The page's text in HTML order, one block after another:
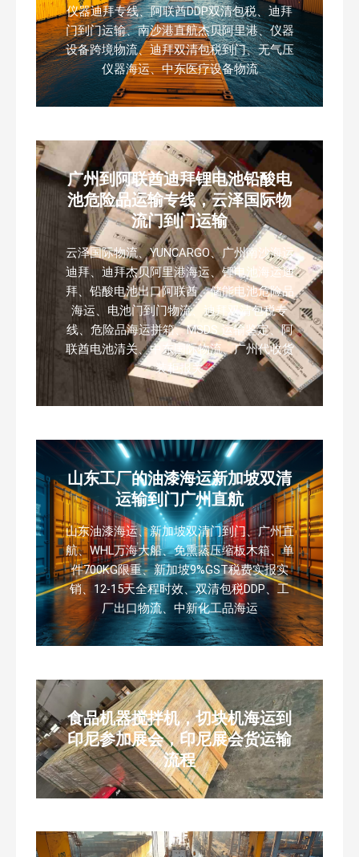
仪器迪拜专线、阿联酋DDP双清包税、迪拜
门到门运输、南沙港直航杰贝阿里港、仪器
设备跨境物流、迪拜双清包税到门、无气压
仪器海运、中东医疗设备物流
广州到阿联酋迪拜锂电池铅酸电
池危险品运输专线，云泽国际物
流门到门运输
云泽国际物流、YUNCARGO、广州南沙海运
迪拜、迪拜杰贝阿里港海运、锂电池海运迪
拜、铅酸电池出口阿联酋、储能电池危险品
海运、电池门到门物流、迪拜双清包税专
线、危险品海运拼箱、MSDS 运输鉴定、阿
联酋电池清关、中东国际物流、广州代收货
装柜报关
山东工厂的油漆海运新加坡双清
运输到门广州直航
山东油漆海运、新加坡双清门到门、广州直
航、WHL万海大船、免熏蒸压缩板木箱、单
件700KG限重、新加坡9%GST税费实报实
销、12-15天全程时效、双清包税DDP、工
厂出口物流、中新化工品海运
食品机器搅拌机，切块机海运到
印尼参加展会，印尼展会货运输
流程